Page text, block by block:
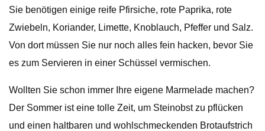
Sie benötigen einige reife Pfirsiche, rote Paprika, rote
Zwiebeln, Koriander, Limette, Knoblauch, Pfeffer und Salz.
Von dort müssen Sie nur noch alles fein hacken, bevor Sie
es zum Servieren in einer Schüssel vermischen.
Wollten Sie schon immer Ihre eigene Marmelade machen?
Der Sommer ist eine tolle Zeit, um Steinobst zu pflücken
und einen haltbaren und wohlschmeckenden Brotaufstrich